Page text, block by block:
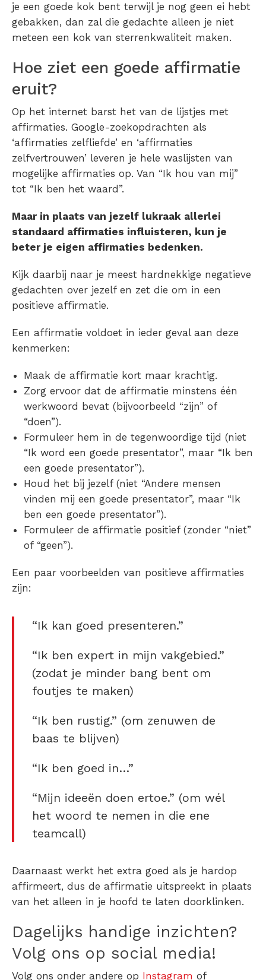
je een goede kok bent terwijl je nog geen ei hebt
gebakken, dan zal die gedachte alleen je niet
meteen een kok van sterrenkwaliteit maken.
Hoe ziet een goede affirmatie
eruit?
Op het internet barst het van de lijstjes met
affirmaties. Google-zoekopdrachten als
‘affirmaties zelfliefde’ en ‘affirmaties
zelfvertrouwen’ leveren je hele waslijsten van
mogelijke affirmaties op. Van “Ik hou van mij”
tot “Ik ben het waard”.
Maar in plaats van jezelf lukraak allerlei
standaard affirmaties influisteren, kun je
beter je eigen affirmaties bedenken.
Kijk daarbij naar je meest hardnekkige negatieve
gedachten over jezelf en zet die om in een
positieve affirmatie.
Een affirmatie voldoet in ieder geval aan deze
kenmerken:
Maak de affirmatie kort maar krachtig.
Zorg ervoor dat de affirmatie minstens één
werkwoord bevat (bijvoorbeeld “zijn” of
“doen”).
Formuleer hem in de tegenwoordige tijd (niet
“Ik word een goede presentator”, maar “Ik ben
een goede presentator”).
Houd het bij jezelf (niet “Andere mensen
vinden mij een goede presentator”, maar “Ik
ben een goede presentator”).
Formuleer de affirmatie positief (zonder “niet”
of “geen”).
Een paar voorbeelden van positieve affirmaties
zijn:
“Ik kan goed presenteren.”
“Ik ben expert in mijn vakgebied.”
(zodat je minder bang bent om
foutjes te maken)
“Ik ben rustig.” (om zenuwen de
baas te blijven)
“Ik ben goed in…”
“Mijn ideeën doen ertoe.” (om wél
het woord te nemen in die ene
teamcall)
Daarnaast werkt het extra goed als je hardop
affirmeert, dus de affirmatie uitspreekt in plaats
van het alleen in je hoofd te laten doorklinken.
Dagelijks handige inzichten?
Volg ons op social media!
Volg ons onder andere op Instagram of